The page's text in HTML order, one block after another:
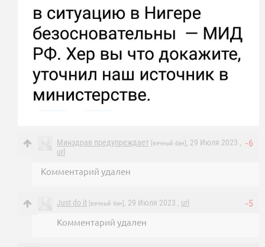
-6
Минздрав предупреждает [вечный бан] , 29 Июля 2023 ,
url
Комментарий удален
-5
Just do it [вечный бан] , 29 Июля 2023 , url
Комментарий удален